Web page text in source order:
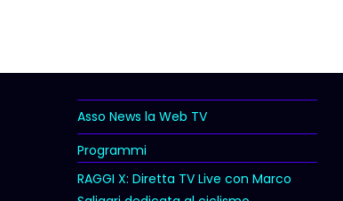
Asso News la Web TV
Programmi
RAGGI X: Diretta TV Live con Marco